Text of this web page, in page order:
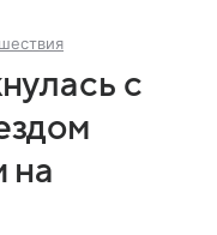
с
на